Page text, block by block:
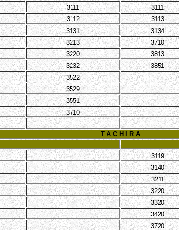
3111 3111
3112 3113
3131 3134
3213 3710
3220
3813
3232
3851
3522
3529
3551
3710
T A C H I R A
3119
3140
3211
3220
3320
3420
3720